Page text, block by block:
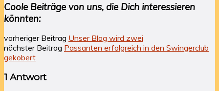
Coole Beiträge von uns, die Dich interessieren
könnten:
vorheriger Beitrag Unser Blog wird zwei
nächster Beitrag Passanten erfolgreich in den Swingerclub
gekobert
1 Antwort